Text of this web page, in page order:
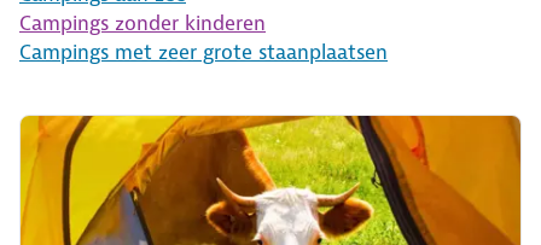
Campings zonder kinderen
Campings met zeer grote staanplaatsen